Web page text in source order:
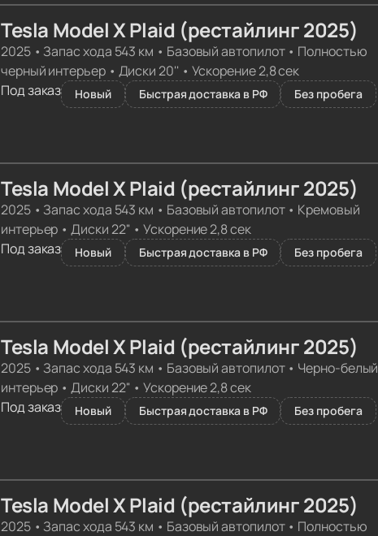
Tesla Model X Plaid (рестайлинг 2025)
2025• Запас хода 543 км • Базовый автопилот• Полностью
черный интерьер• Диски 20'' • Ускорение 2,8 сек
Под заказ
Новый Быстрая доставка в РФ Без пробега
Tesla Model X Plaid (рестайлинг 2025)
2025• Запас хода 543 км • Базовый автопилот• Кремовый
интерьер •Диски 22'' •Ускорение 2,8 сек
Под заказ
Новый Быстрая доставка в РФ Без пробега
Tesla Model X Plaid (рестайлинг 2025)
2025• Запас хода 543 км • Базовый автопилот• Черно-белый
интерьер •Диски 22'' •Ускорение 2,8 сек
Под заказ
Новый Быстрая доставка в РФ Без пробега
Tesla Model X Plaid (рестайлинг 2025)
2025• Запас хода 543 км • Базовый автопилот• Полностью